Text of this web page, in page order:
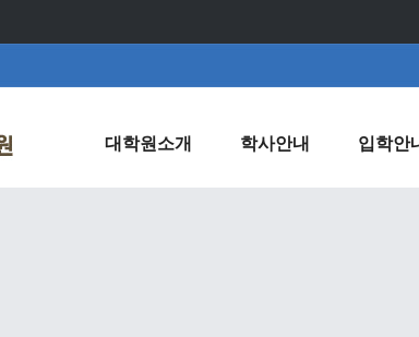
대학원소개 학사안내 입학안